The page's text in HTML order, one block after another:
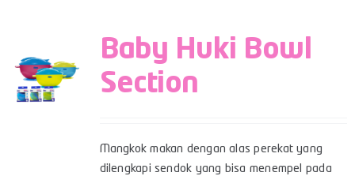
Baby Huki Bowl
Section
Mangkok makan dengan alas perekat yang
dilengkapi sendok yang bisa menempel pada